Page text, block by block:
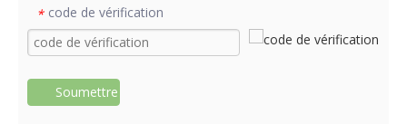
* code de vérification
Soumettre